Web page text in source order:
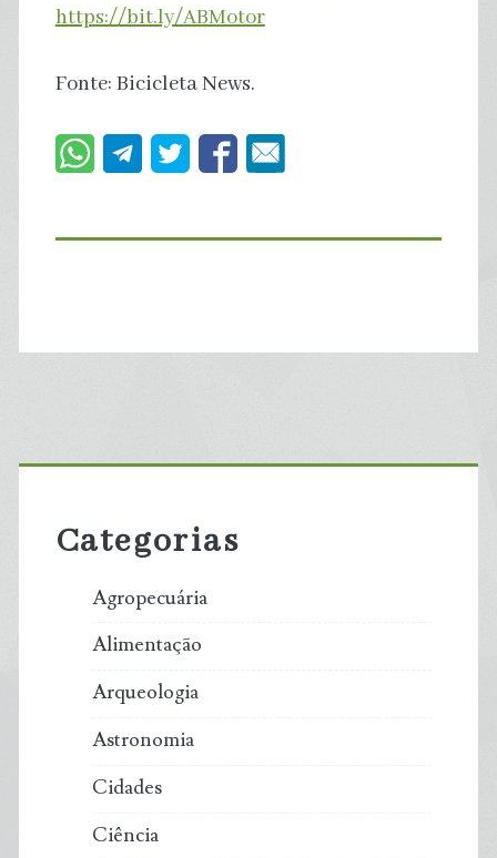
https://bit.ly/ABMotor
Fonte: Bicicleta News.
Primary
Sidebar
Categorias
Agropecuária
Alimentação
Arqueologia
Astronomia
Cidades
Ciência